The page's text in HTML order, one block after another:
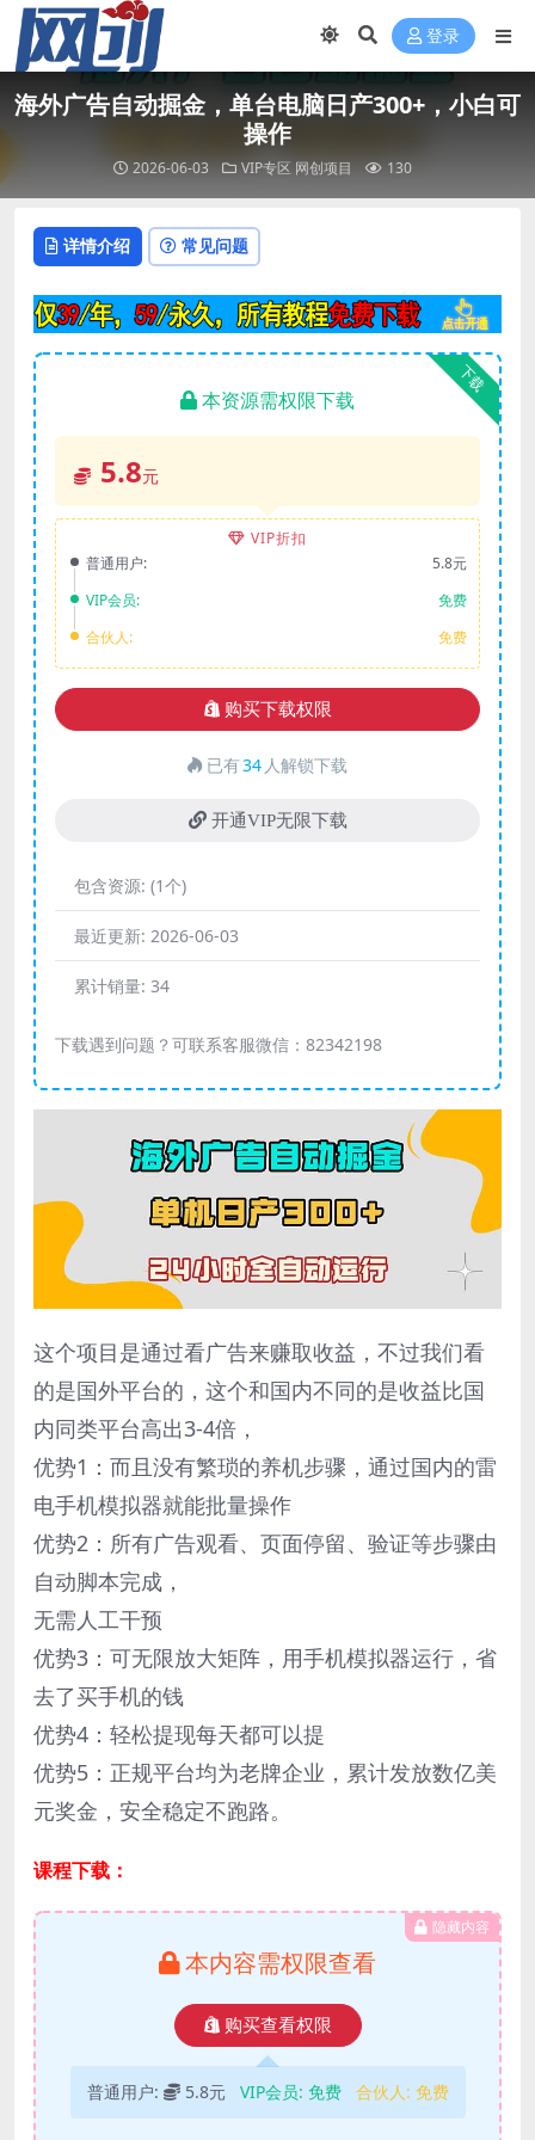
登录
海外广告自动掘金，单台电脑日产300+，小白可
操作
2026-06-03 VIP专区 网创项目 130
详情介绍 常见问题
下载
本资源需权限下载
5.8元
VIP折扣
普通用户:
5.8元
VIP会员:
免费
合伙人:
免费
购买下载权限
已有34 人解锁下载
开通VIP无限下载
包含资源: (1个)
最近更新: 2026-06-03
累计销量: 34
下载遇到问题？可联系客服微信：82342198
这个项目是通过看广告来赚取收益，不过我们看
的是国外平台的，这个和国内不同的是收益比国
内同类平台高出3-4倍，
优势1：而且没有繁琐的养机步骤，通过国内的雷
电手机模拟器就能批量操作
优势2：所有广告观看、页面停留、验证等步骤由
自动脚本完成，
无需人工干预
优势3：可无限放大矩阵，用手机模拟器运行，省
去了买手机的钱
优势4：轻松提现每天都可以提
优势5：正规平台均为老牌企业，累计发放数亿美
元奖金，安全稳定不跑路。
课程下载：
隐藏内容
本内容需权限查看
购买查看权限
普通用户: 5.8元 VIP会员: 免费 合伙人: 免费